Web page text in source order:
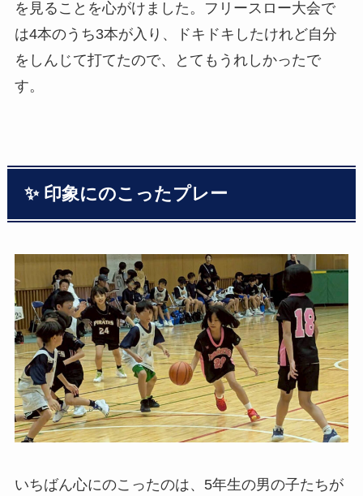
を見ることを心がけました。フリースロー大会で
は4本のうち3本が入り、ドキドキしたけれど自分
をしんじて打てたので、とてもうれしかったで
す。
✨ 印象にのこったプレー
いちばん心にのこったのは、5年生の男の子たちが